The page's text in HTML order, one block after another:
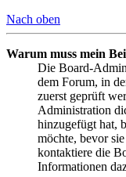
Nach oben
Warum muss mein
Die Board-
dem Forum, in
zuerst geprüft
Administration
hinzugefügt hat,
möchte, bevor
kontaktiere die
Informationen